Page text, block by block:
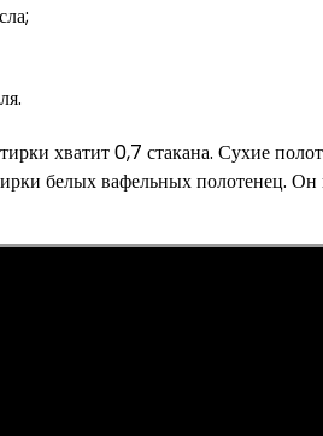
хватит 0,7 стакана. Сухие
белых вафельных полотенец.